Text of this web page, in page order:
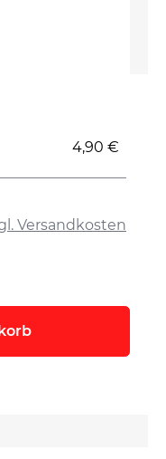
Versandkosten
4,90 €